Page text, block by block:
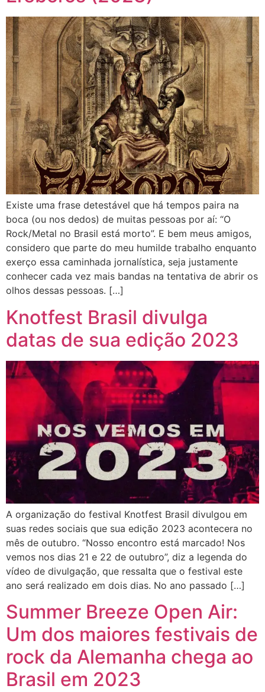
Existe uma frase detestável que há tempos paira na
boca (ou nos dedos) de muitas pessoas por aí: “O
Rock/Metal no Brasil está morto”. E bem meus amigos,
considero que parte do meu humilde trabalho enquanto
exerço essa caminhada jornalística, seja justamente
conhecer cada vez mais bandas na tentativa de abrir os
olhos dessas pessoas. […]
Knotfest Brasil divulga
datas de sua edição 2023
A organização do festival Knotfest Brasil divulgou em
suas redes sociais que sua edição 2023 acontecera no
mês de outubro. “Nosso encontro está marcado! Nos
vemos nos dias 21 e 22 de outubro”, diz a legenda do
vídeo de divulgação, que ressalta que o festival este
ano será realizado em dois dias. No ano passado […]
Summer Breeze Open Air:
Um dos maiores festivais de
rock da Alemanha chega ao
Brasil em 2023